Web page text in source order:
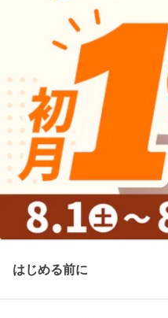
はじめる前に